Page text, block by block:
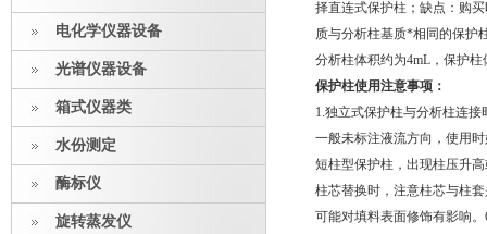
电化学仪器设备
光谱仪器设备
箱式仪器类
水份测定
酶标仪
旋转蒸发仪
择直连式保护柱；缺点：购
质与分析柱基质*相同的保护
分析柱体积约为4mL，保护
保护柱使用注意事项：
1.独立式保护柱与分析柱连
一般未标注液流方向，使用
短柱型保护柱，出现柱压升
柱芯替换时，注意柱芯与柱
可能对填料表面修饰有影响